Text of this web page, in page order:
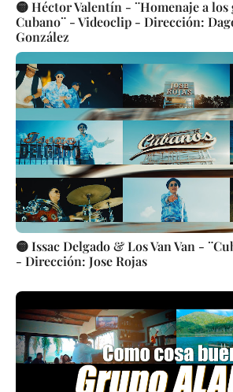
🟡 Héctor Valentín - ¨Homenaje a los
Cubano¨ - Videoclip - Dirección:
González
🟡 Issac Delgado & Los Van Van -
- Dirección: Jose Rojas